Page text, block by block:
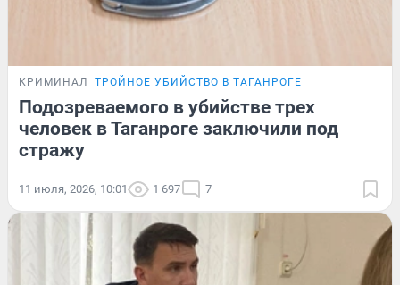
КРИМИНАЛ ТРОЙНОЕ УБИЙСТВО В ТАГАНРОГЕ
Подозреваемого в убийстве трех
человек в Таганроге заключили под
стражу
11 июля, 2026, 10:01 1 697 7